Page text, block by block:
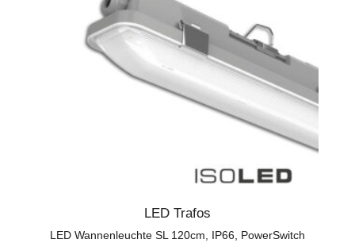
LED Trafos
LED Wannenleuchte SL 120cm, IP66, PowerSwitch